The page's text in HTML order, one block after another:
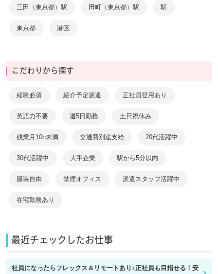
三田（東京都）駅 田町（東京都）駅 駅
東京都 港区
こだわりから探す
経験必須 紹介予定派遣 正社員登用あり
英語力不要 週5日勤務 土日祝休み
残業月10h未満 交通費別途支給 20代活躍中
30代活躍中 大手企業 駅から5分以内
服装自由 禁煙オフィス 派遣スタッフ活躍中
在宅勤務あり
最近チェックしたお仕事
社員になったらフレックス＆リモートあり♪正社員も目指せる！安